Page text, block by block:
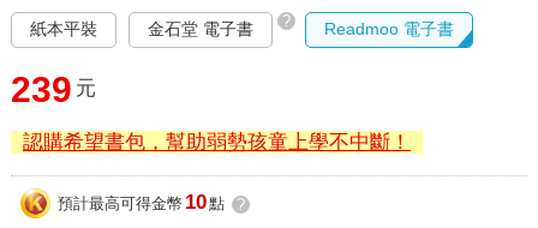
紙本平裝 金石堂 電子書 ? Readmoo 電子書
239 元
認購希望書包，幫助弱勢孩童上學不中斷！
預計最高可得金幣 10點 ?